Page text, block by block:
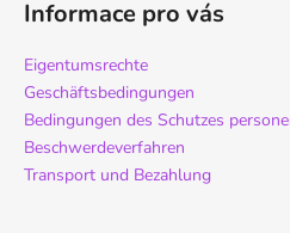
Informace pro vás
Eigentumsrechte
Geschäftsbedingungen
Bedingungen des Schutzes
Beschwerdeverfahren
Transport und Bezahlung